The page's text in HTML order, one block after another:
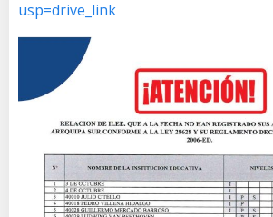
usp=drive_link